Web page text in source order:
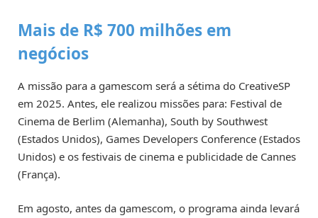
Mais de R$ 700 milhões em
negócios
A missão para a gamescom será a sétima do CreativeSP
em 2025. Antes, ele realizou missões para: Festival de
Cinema de Berlim (Alemanha), South by Southwest
(Estados Unidos), Games Developers Conference (Estados
Unidos) e os festivais de cinema e publicidade de Cannes
(França).
Em agosto, antes da gamescom, o programa ainda levará